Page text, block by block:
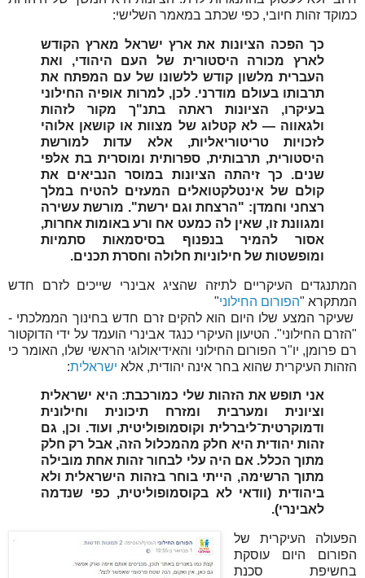
כמוקד זהות חיובי, כפי שכתב במאמר השלישי:
כך הפכה הציונות את ארץ ישראל מארץ הקודש
לארץ מכורה היסטורית של העם היהודי, ואת
העברית מלשון קודש ללשונו של עם המפתח את
תרבותו בעולם מודרני. לכן, למרות אופיה החילוני
בעיקרו, הציונות ראתה בתנ"ך מקור לזהות
ולגאווה — לא קטלוג של מצוות או קושאן אלוהי
לזכויות טריטוריאליות, אלא עדות למורשת
היסטורית, תרבותית, ספרותית ומוסרית בת אלפי
שנים. כך זיהתה הציונות במוסר הנביאים את
קולם של אינטלקטואלים המעזים להטיח במלך
רצחני וחמדן: "הרצחת וגם ירשת". מורשת עשירה
ומגוונת זו, שאין לה כמעט אח ורע באומות אחרות,
אסור להמיר בנפנוף בסיסמאות סתמיות
ומופשטות של חילוניות חלולה וחסרת תכנים.
המתנגדים העיקריים לתיזה שהציג אבינרי שייכים לזרם חדש
המתקרא "הפורום החילוני"
שעיקר המצע שלו היום הוא להקים זרם חדש בחינוך הממלכתי -
"הזרם החילוני". הטיעון העיקרי כנגד אבינרי הועמד על ידי הדוקטור
רם פרומן, יו"ר הפורום החילוני והאידיאולוגי הראשי שלו, האומר כי
הזהות העיקרית שהוא בחר אינה יהודית, אלא ישראלית:
אני תופש את הזהות שלי כמורכבת: היא ישראלית
וציונית ומערבית ומזרח תיכונית וחילונית
ודמוקרטית־ליברלית וקוסמופוליטית, ועוד. וכן, גם
זהות יהודית היא חלק מהמכלול הזה, אבל רק חלק
מתוך הכלל. אם היה עלי לבחור זהות אחת מובילה
מתוך הרשימה, הייתי בוחר בזהות הישראלית ולא
ביהודית (וודאי לא בקוסמופוליטית, כפי שנדמה
לאבינרי).
הפעולה העיקרית של
הפורום היום עוסקת
בחשיפת סכנת